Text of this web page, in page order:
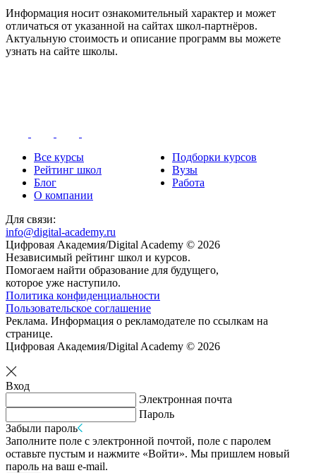
Информация носит ознакомительный характер и может
отличаться от указанной на сайтах школ-партнёров.
Актуальную стоимость и описание программ вы можете
узнать на сайте школы.
Все курсы
Подборки курсов
Рейтинг школ
Вузы
Блог
Работа
О компании
Для связи:
info@digital-academy.ru
Цифровая Академия/Digital Academy © 2026
Независимый рейтинг школ и курсов.
Помогаем найти образование для будущего,
которое уже наступило.
Политика конфиденциальности
Пользовательское соглашение
Реклама. Информация о рекламодателе по ссылкам на
странице.
Цифровая Академия/Digital Academy © 2026
Вход
Электронная почта
Пароль
Забыли пароль
Заполните поле с электронной почтой, поле с паролем
оставьте пустым и нажмите «Войти». Мы пришлем новый
пароль на ваш e-mail.